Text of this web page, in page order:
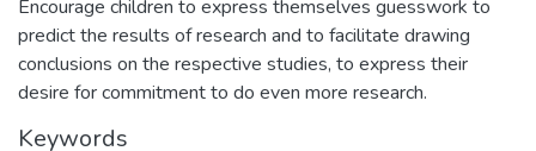
Encourage children to express themselves guesswork to
predict the results of research and to facilitate drawing
conclusions on the respective studies, to express their
desire for commitment to do even more research.
Keywords